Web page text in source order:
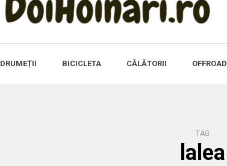
DRUMEȚII BICICLETA CĂLĂTORII OFFROAD
TAG
lalea